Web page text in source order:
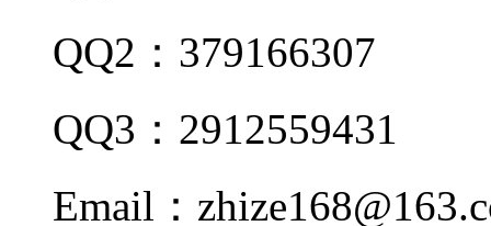
QQ2：379166307
QQ3：2912559431
Email：